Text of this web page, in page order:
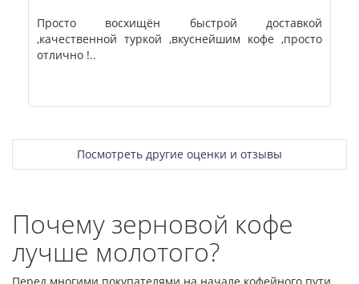
,просто
П’ю каву багато — від 3 до 7 чашок щодня, з
року. Перепробував десятки брендів, тому
сказати впевнено: тут кава дійсно
Посмотреть другие оценки и отзывы
Почему зерновой кофе
лучше молотого?